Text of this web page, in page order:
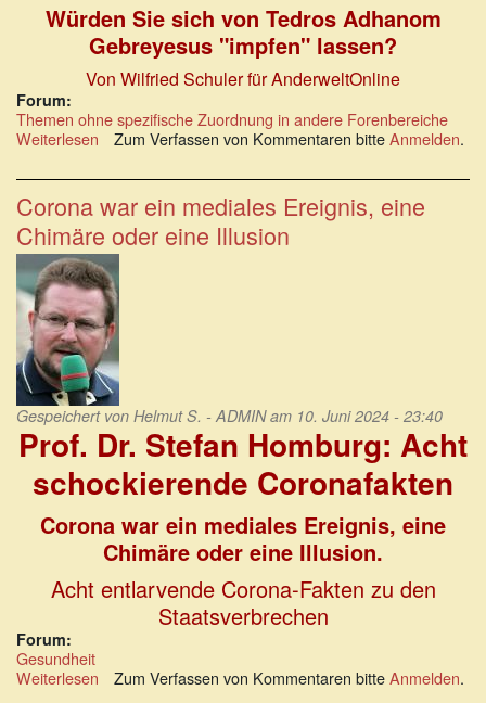
Würden Sie sich von Tedros Adhanom
Gebreyesus "impfen" lassen?
Von Wilfried Schuler für AnderweltOnline
Forum:
Themen ohne spezifische Zuordnung in andere Forenbereiche
Weiterlesen über
WHO
ist
ein
Tummelplatz
der
Lobbyisten
Zum Verfassen von Kommentaren bitteAnmelden.
Corona war ein mediales Ereignis, eine
Chimäre oder eine Illusion
Gespeichert von Helmut S. - ADMINam 10. Juni 2024 - 23:40
Prof. Dr. Stefan Homburg: Acht
schockierende Coronafakten
Corona war ein mediales Ereignis, eine
Chimäre oder eine Illusion.
Acht entlarvende Corona-Fakten zu den
Staatsverbrechen
Forum:
Gesundheit
Weiterlesen über
Zum Verfassen von Kommentaren bitteAnmelden.